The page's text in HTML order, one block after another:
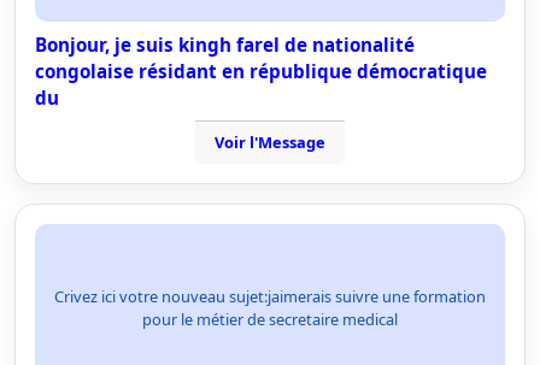
Bonjour, je suis kingh farel de nationalité
congolaise résidant en république démocratique
du
Voir l'Message
Crivez ici votre nouveau sujet:jaimerais suivre une formation
pour le métier de secretaire medical